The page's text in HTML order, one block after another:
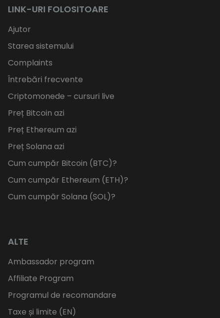
LINK-URI FOLOSITOARE
Ajutor
Starea sistemului
Complaints
Întrebări frecvente
Criptomonede – cursuri live
Preț Bitcoin azi
Preț Ethereum azi
Preț Solana azi
Cum cumpăr Bitcoin (BTC)?
Cum cumpăr Ethereum (ETH)?
Cum cumpăr Solana (SOL)?
ALTE
Ambassador program
Affiliate Program
Programul de recomandare
Taxe și limite (EN)